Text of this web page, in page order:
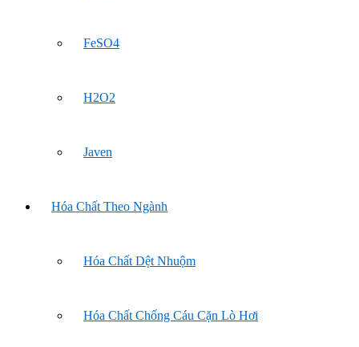
FeSO4
H2O2
Javen
Hóa Chất Theo Ngành
Hóa Chất Dệt Nhuộm
Hóa Chất Chống Cáu Cặn Lò Hơi